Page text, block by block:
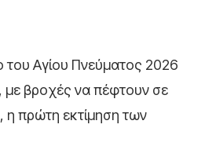
του Αγίου Πνεύματος 2026
με βροχές να πέφτουν σε
η πρώτη εκτίμηση των